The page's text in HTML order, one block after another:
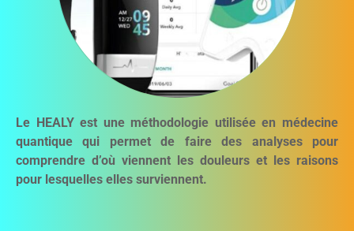
Le HEALY est une méthodologie utilisée en médecine
quantique qui permet de faire des analyses pour
comprendre d’où viennent les douleurs et les raisons
pour lesquelles elles surviennent.